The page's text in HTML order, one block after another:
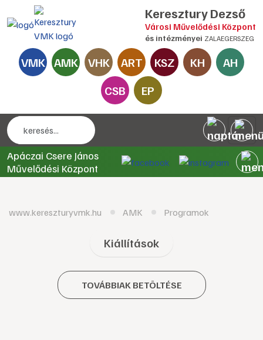
Keresztury Dezső
Városi Művelődési Központ
és intézményei ZALAEGERSZEG
VMK AMK VHK ART KSZ KH
AH
CSB
EP
Apáczai Csere János
Művelődési Központ
www.kereszturyvmk.hu AMK Programok
Kiállítások
TOVÁBBIAK BETÖLTÉSE